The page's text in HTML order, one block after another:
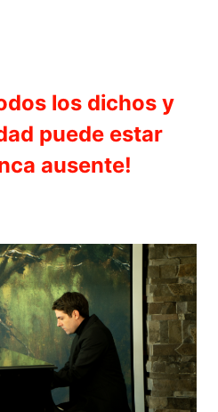
los dichos y
puede estar
ausente!